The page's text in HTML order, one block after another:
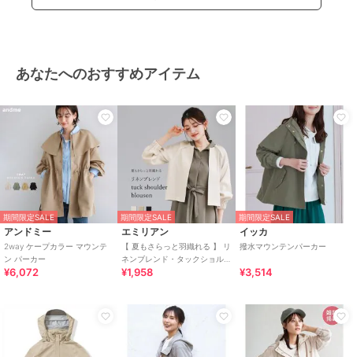
あなたへのおすすめアイテム
期間限定SALE
アンドミー
2way ケープカラー マウンテ
ン パーカー
¥6,072
期間限定SALE
エミリアン
【 夏もさらっと羽織れる 】 リ
ネンブレンド・タックショル
ダーブルゾン
¥1,958
期間限定SALE
イッカ
撥水マウンテンパーカー
¥3,514